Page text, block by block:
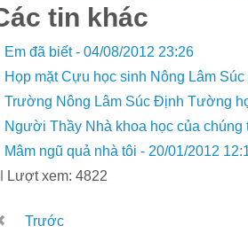
tin khác
Em đã biết -04/08/2012 23:26
Họp mặt Cựu học sinh Nông Lâm
Trường Nông Lâm Súc Định Tường
Người Thầy Nhà khoa học của chúng
Mâm ngũ quả nhà tôi - 20/01/2012
Lượt xem: 4822
Trước